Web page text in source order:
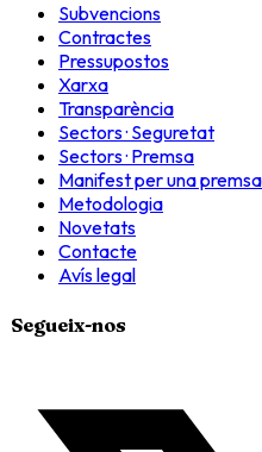
Subvencions
Contractes
Pressupostos
Xarxa
Transparència
Sectors · Seguretat
Sectors · Premsa
Manifest per una
Metodologia
Novetats
Contacte
Avís legal
Segueix-nos